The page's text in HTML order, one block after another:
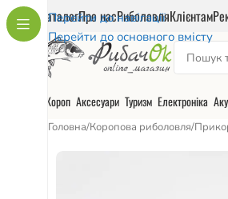
Перейти до навігації
Перейти до основного вмісту
КаталогПро насРиболовляКлієнтам
Короп Аксесуари Туризм Електроніка
Головна/Коропова риболовля/